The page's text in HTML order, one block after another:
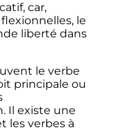
car,
le
liberté dans
le verbe
principale ou
Il existe une
les verbes à